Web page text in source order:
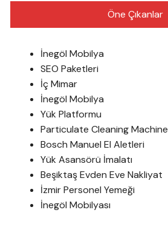
Öne Çıkanlar
İnegöl Mobilya
SEO Paketleri
İç Mimar
İnegöl Mobilya
Yük Platformu
Particulate Cleaning Machine
Bosch Manuel El Aletleri
Yük Asansörü İmalatı
Beşiktaş Evden Eve Nakliyat
İzmir Personel Yemeği
İnegöl Mobilyası